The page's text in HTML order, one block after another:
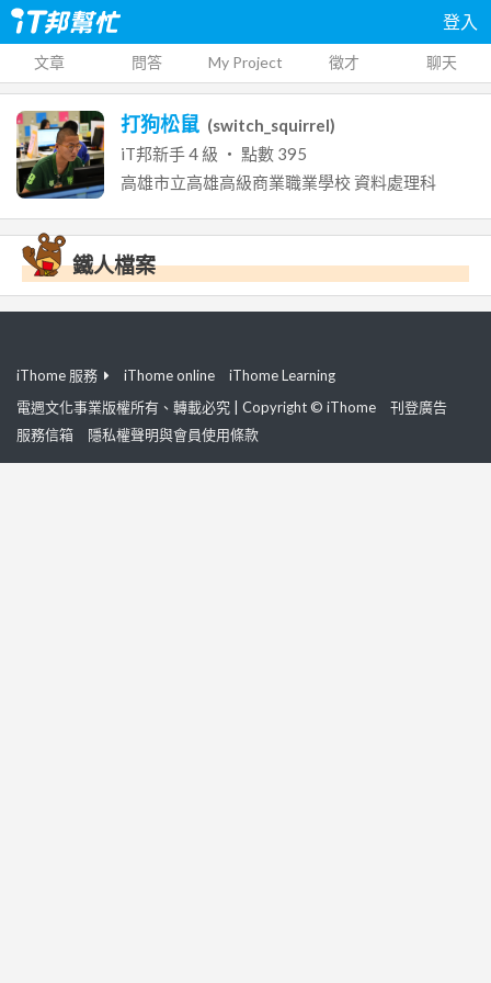
登入
文章 問答 My Project 徵才 聊天
打狗松鼠 (switch_squirrel)
iT邦新手4 級 ‧ 點數 395
高雄市立高雄高級商業職業學校資料處理科
鐵人檔案
iThome 服務 iThome online
iThome Learning
電週文化事業版權所有、轉載必究 | Copyright © iThome
刊登廣告
服務信箱
隱私權聲明與會員使用條款